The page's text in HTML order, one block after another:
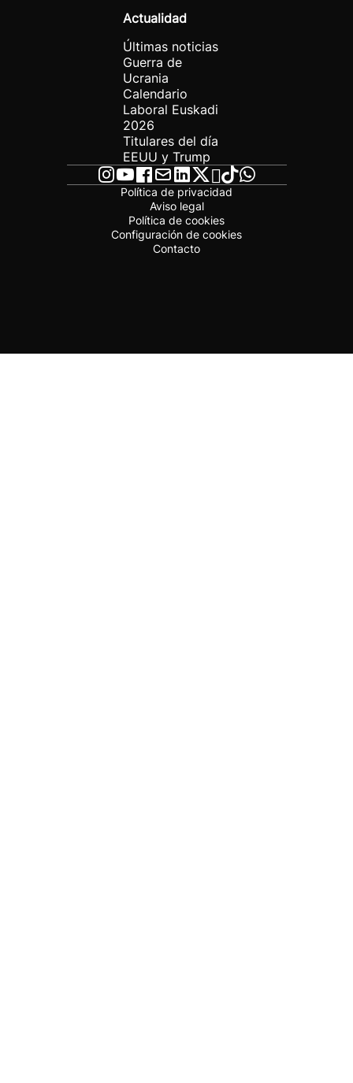
Actualidad
Últimas noticias
Guerra de
Ucrania
Calendario
Laboral Euskadi
2026
Titulares del día
EEUU y Trump
Política de privacidad
Aviso legal
Política de cookies
Configuración de cookies
Contacto